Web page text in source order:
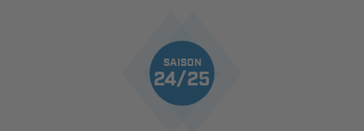
SAISON
24/25